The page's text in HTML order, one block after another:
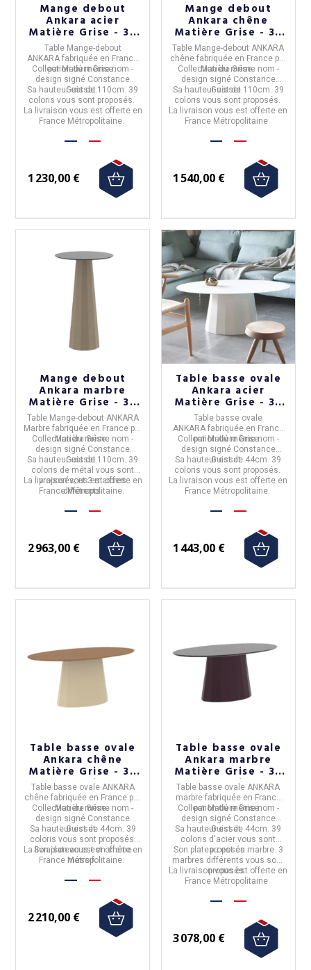
Mange debout
Ankara acier
Matière Grise - 39
coloris
Table Mange-debout
ANKARAfabriquée en France
parMatière Grise.
Collection du même nom -
design signé Constance
Guisset.
Sa hauteur est de 110cm. 39
coloris vous sont proposés.
La livraison vous est offerte en
France Métropolitaine.
1 230,00 €
Mange debout
Ankara chêne
Matière Grise - 39
coloris
Table Mange-debout ANKARA
chêne fabriquée en Francepar
Matière Grise.
Collection du même nom -
design signé Constance
Guisset.
Sa hauteur est de 110cm. 39
coloris vous sont proposés.
La livraison vous est offerte en
France Métropolitaine.
1 540,00 €
Mange debout
Ankara marbre
Matière Grise - 39
coloris
Table Mange-debout ANKARA
Marbre fabriquée en Francepar
Matière Grise.
Collection du même nom -
design signé Constance
Guisset.
Sa hauteur est de 110cm. 39
coloris de métal vous sont
proposés; et 3 marbres
différents.
La livraison vous est offerte en
France Métropolitaine.
2 963,00 €
Table basse ovale
Ankara acier
Matière Grise - 39
coloris
Table basse ovale
ANKARA fabriquée en France
parMatière Grise.
Collection du même nom -
design signé Constance
Guisset.
Sa hauteur est de 44cm. 39
coloris vous sont proposés.
La livraison vous est offerte en
France Métropolitaine.
1 443,00 €
Table basse ovale
Ankara chêne
Matière Grise - 39
coloris
Table basse ovale ANKARA
chênefabriquée en France par
Matière Grise.
Collection du même nom -
design signé Constance
Guisset.
Sa hauteur est de 44cm. 39
coloris vous sont proposés.
Son plateau est en chêne
massif.
La livraison vous est offerte en
France Métropolitaine.
2 210,00 €
Table basse ovale
Ankara marbre
Matière Grise - 39
coloris
Table basse ovale ANKARA
marbre fabriquée en France
parMatière Grise.
Collection du même nom -
design signé Constance
Guisset.
Sa hauteur est de 44cm. 39
coloris d'acier vous sont
proposés.
Son plateau est en marbre. 3
marbres différents vous sont
proposés.
La livraison vous est offerte en
France Métropolitaine.
3 078,00 €